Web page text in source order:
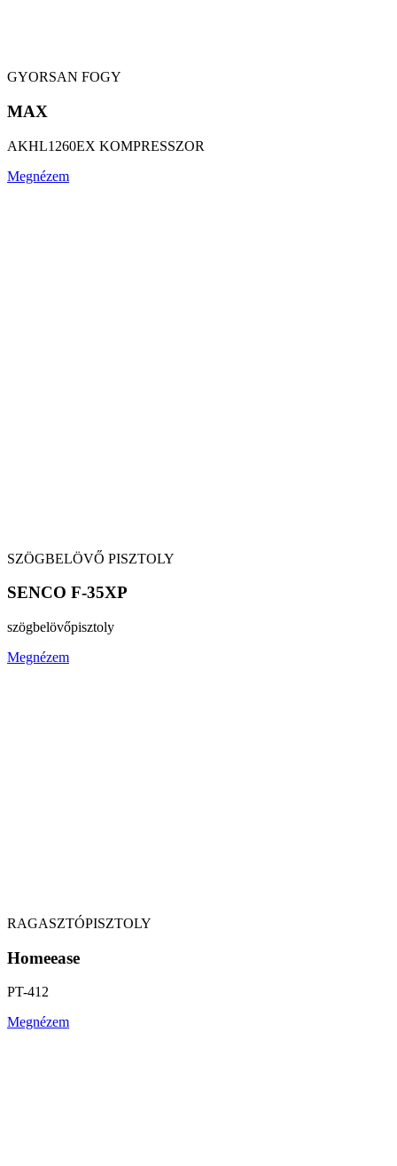
GYORSAN FOGY
MAX
AKHL1260EX KOMPRESSZOR
Megnézem
SZÖGBELÖVŐ PISZTOLY
SENCO F-35XP
szögbelövőpisztoly
Megnézem
RAGASZTÓPISZTOLY
Homeease
PT-412
Megnézem